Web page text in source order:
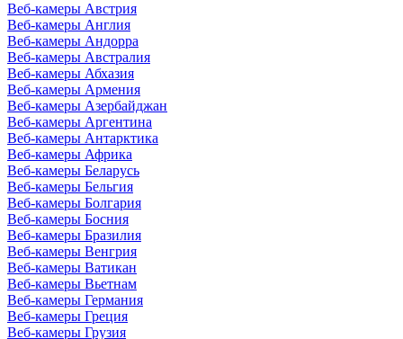
Веб-камеры Австрия
Веб-камеры Англия
Веб-камеры Андорра
Веб-камеры Австралия
Веб-камеры Абхазия
Веб-камеры Армения
Веб-камеры Азербайджан
Веб-камеры Аргентина
Веб-камеры Антарктика
Веб-камеры Африка
Веб-камеры Беларусь
Веб-камеры Бельгия
Веб-камеры Болгария
Веб-камеры Босния
Веб-камеры Бразилия
Веб-камеры Венгрия
Веб-камеры Ватикан
Веб-камеры Вьетнам
Веб-камеры Германия
Веб-камеры Греция
Веб-камеры Грузия